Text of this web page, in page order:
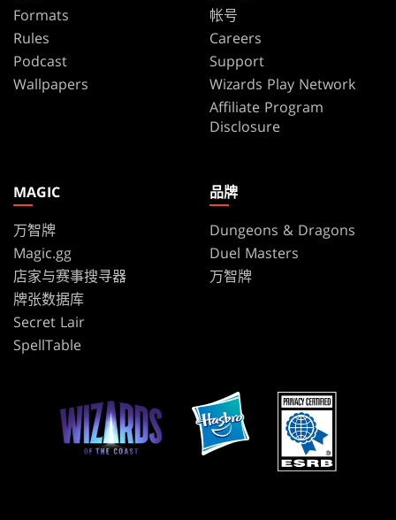
Formats
Rules
Podcast
Wallpapers
帐号
Careers
Support
Wizards Play Network
Affiliate Program
Disclosure
MAGIC
万智牌
Magic.gg
店家与赛事搜寻器
牌张数据库
Secret Lair
SpellTable
品牌
Dungeons & Dragons
Duel Masters
万智牌